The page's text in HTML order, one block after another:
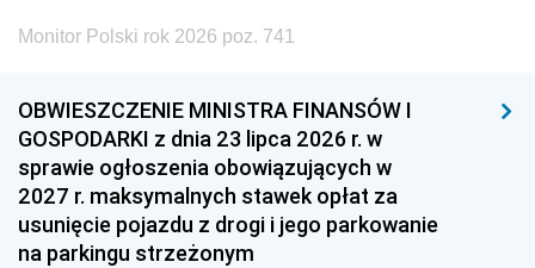
Monitor Polski rok 2026 poz. 741
OBWIESZCZENIE MINISTRA FINANSÓW I
GOSPODARKI z dnia 23 lipca 2026 r. w
sprawie ogłoszenia obowiązujących w
2027 r. maksymalnych stawek opłat za
usunięcie pojazdu z drogi i jego parkowanie
na parkingu strzeżonym